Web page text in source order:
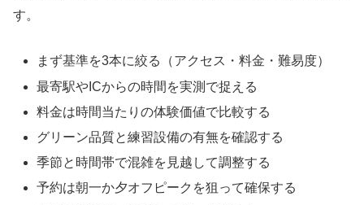
す。
まず基準を3本に絞る（アクセス・料金・難易度）
最寄駅やICからの時間を実測で捉える
料金は時間当たりの体験価値で比較する
グリーン品質と練習設備の有無を確認する
季節と時間帯で混雑を見越して調整する
予約は朝一か夕オフピークを狙って確保する